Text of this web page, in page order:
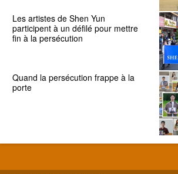
Les artistes de Shen Yun
participent à un défilé pour mettre
fin à la persécution
Quand la persécution frappe à la
porte